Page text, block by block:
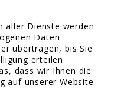
aller Dienste werden
Daten
übertragen, bis Sie
erteilen.
dass wir Ihnen die
auf unserer Website